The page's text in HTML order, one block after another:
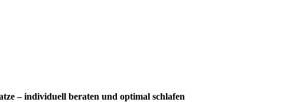
– individuell beraten und optimal schlafen